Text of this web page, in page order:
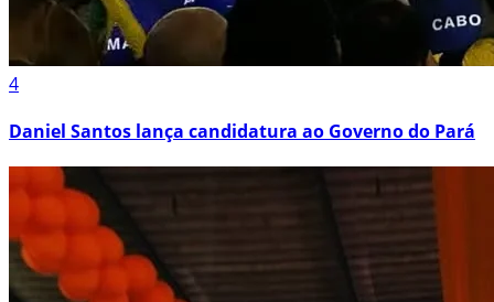
4
Daniel Santos lança candidatura ao Governo do Pará